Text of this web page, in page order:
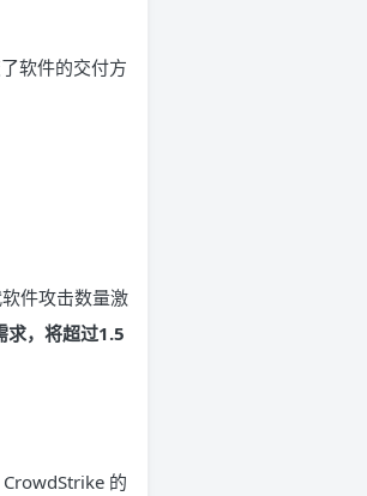
软件的交付方
件攻击数量激
求，将超过1.5
的